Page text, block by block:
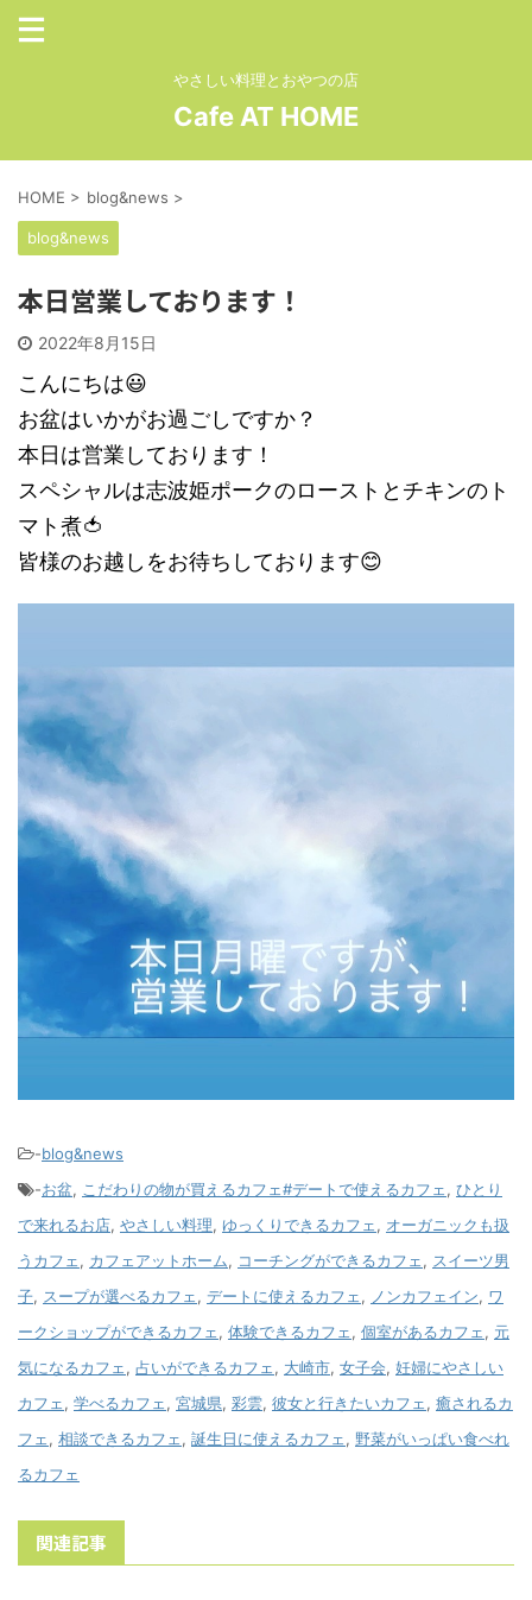
やさしい料理とおやつの店
Cafe AT HOME
HOME > blog&news >
blog&news
本日営業しております！
2022年8月15日
こんにちは😃
お盆はいかがお過ごしですか？
本日は営業しております！
スペシャルは志波姫ポークのローストとチキンのト
マト煮🍅
皆様のお越しをお待ちしております😊
-blog&news
-お盆, こだわりの物が買えるカフェ#デートで使えるカフェ, ひとり
で来れるお店, やさしい料理, ゆっくりできるカフェ, オーガニックも扱
うカフェ, カフェアットホーム, コーチングができるカフェ, スイーツ男
子, スープが選べるカフェ, デートに使えるカフェ, ノンカフェイン, ワ
ークショップができるカフェ, 体験できるカフェ, 個室があるカフェ, 元
気になるカフェ, 占いができるカフェ, 大崎市, 女子会, 妊婦にやさしい
カフェ, 学べるカフェ, 宮城県, 彩雲, 彼女と行きたいカフェ, 癒されるカ
フェ, 相談できるカフェ, 誕生日に使えるカフェ, 野菜がいっぱい食べれ
るカフェ
関連記事